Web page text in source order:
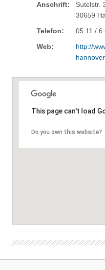
Anschrift:
Sutelstr.
30659
Telefon:
05 11 / 6
Web:
http://
This page can't load
Do you own this website?